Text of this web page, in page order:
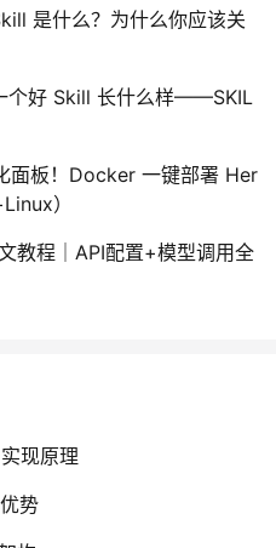
是什么？为什么你应该关
个好 Skill 长什么样——SKIL
面板！Docker 一键部署 Her
）
教程｜API配置+模型调用全
现原理
势